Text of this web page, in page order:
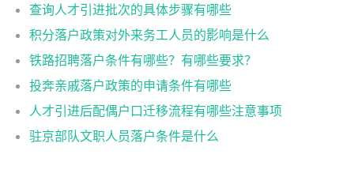
查询人才引进批次的具体步骤有哪些
积分落户政策对外来务工人员的影响是什么
铁路招聘落户条件有哪些？有哪些要求？
投奔亲戚落户政策的申请条件有哪些
人才引进后配偶户口迁移流程有哪些注意事项
驻京部队文职人员落户条件是什么